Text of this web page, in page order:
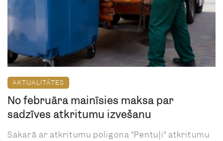
AKTUALITĀTES
No februāra mainīsies maksa par
sadzīves atkritumu izvešanu
Sakarā ar atkritumu poligona “Pentuļi” atkritumu